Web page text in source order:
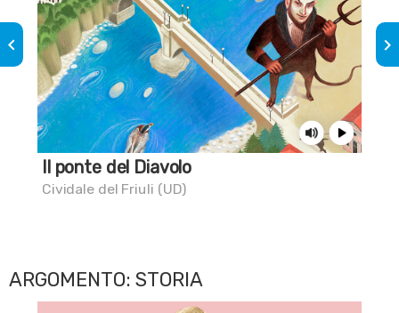
Il ponte del Diavolo
Cividale del Friuli (UD)
keyboard_arrow_left keyboard_arrow_right
ARGOMENTO: STORIA